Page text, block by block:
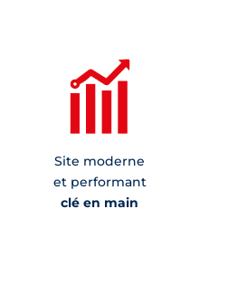
Site moderne
et performant
clé en main